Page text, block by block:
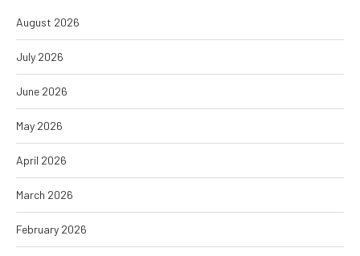
August 2026
July 2026
June 2026
May 2026
April 2026
March 2026
February 2026